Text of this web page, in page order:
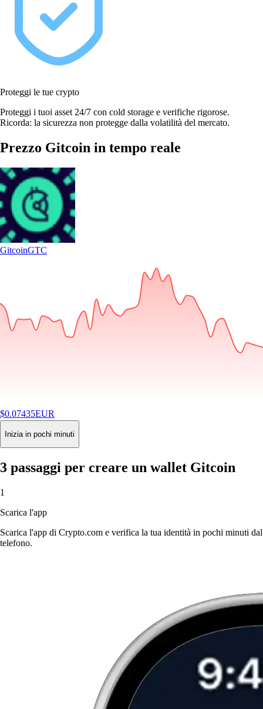
Proteggi le tue crypto
Proteggi i tuoi asset 24/7 con cold storage e verifiche rigorose.
Ricorda: la sicurezza non protegge dalla volatilità del mercato.
Prezzo Gitcoin in tempo reale
GitcoinGTC
$0.07435EUR
-3.87%24H
Buy
Inizia in pochi minuti
3 passaggi per creare un wallet Gitcoin
1
Scarica l'app
Scarica l'app di Crypto.com e verifica la tua identità in pochi minuti dal
telefono.